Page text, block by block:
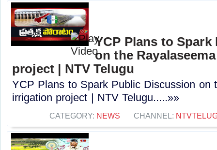
YCP Plans to
on the
project | NTV Telugu
YCP Plans to Spark Public Discussion on
irrigation project | NTV Telugu.....»»
CATEGORY: NEWS CHANNEL: